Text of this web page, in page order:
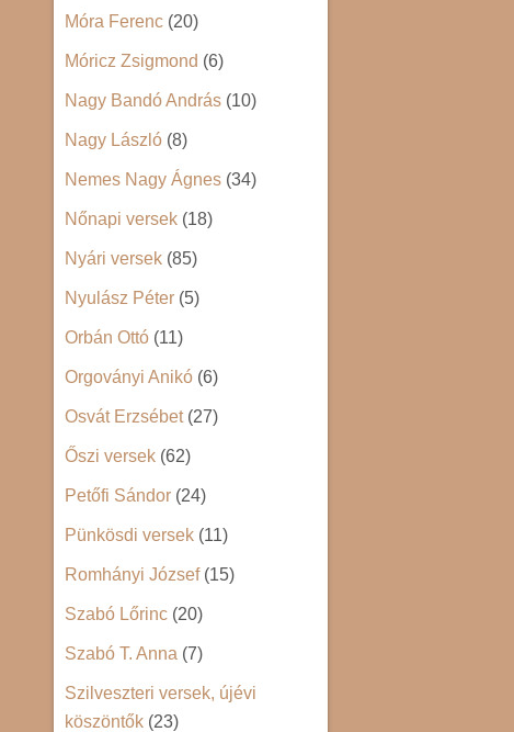
Móra Ferenc (20)
Móricz Zsigmond (6)
Nagy Bandó András (10)
Nagy László (8)
Nemes Nagy Ágnes (34)
Nőnapi versek (18)
Nyári versek (85)
Nyulász Péter (5)
Orbán Ottó (11)
Orgoványi Anikó (6)
Osvát Erzsébet(27)
Őszi versek (62)
Petőfi Sándor (24)
Pünkösdi versek (11)
Romhányi József(15)
Szabó Lőrinc (20)
Szabó T. Anna (7)
Szilveszteri versek, újévi
köszöntők (23)